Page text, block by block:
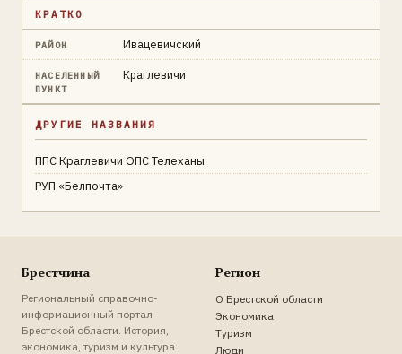
КРАТКО
РАЙОН Ивацевичский
НАСЕЛЕННЫЙ
ПУНКТ
Краглевичи
ДРУГИЕ НАЗВАНИЯ
ППС Краглевичи ОПС Телеханы
РУП «Белпочта»
Брестчина
Региональный справочно-
информационный портал
Брестской области. История,
экономика, туризм и культура
Регион
О Брестской области
Экономика
Туризм
Люди